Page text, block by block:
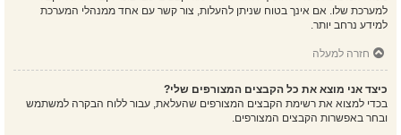
למערכת שלו. אם אינך בטוח שניתן להעלות, צור קשר עם אחד ממנהלי המערכת
למידע נרחב יותר.
חזרה למעלה
כיצד אני מוצא את כל הקבצים המצורפים שלי?
בכדי למצוא את רשימת הקבצים המצורפים שהעלאת, עבור ללוח הבקרה למשתמש
ובחר באפשרות הקבצים המצורפים.